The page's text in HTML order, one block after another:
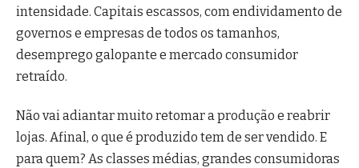
intensidade. Capitais escassos, com endividamento de
governos e empresas de todos os tamanhos,
desemprego galopante e mercado consumidor
retraído.
Não vai adiantar muito retomar a produção e reabrir
lojas. Afinal, o que é produzido tem de ser vendido. E
para quem? As classes médias, grandes consumidoras